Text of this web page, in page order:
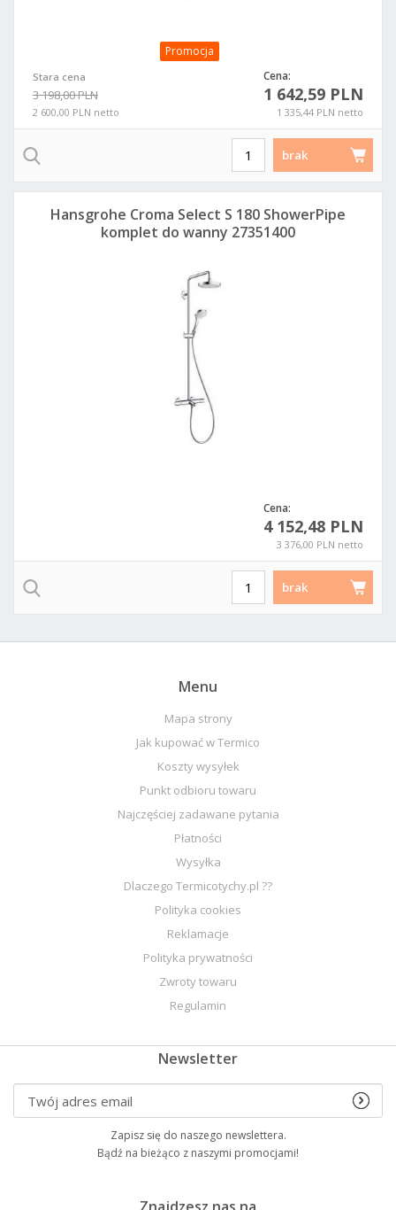
Promocja
Stara cena
3 198,00 PLN
2 600,00 PLN netto
Cena:
1 642,59 PLN
1 335,44 PLN netto
brak
Cena:
4 152,48 PLN
3 376,00 PLN netto
Hansgrohe Croma Select S 180 ShowerPipe
komplet do wanny 27351400
brak
Menu
Mapa strony
Jak kupować w Termico
Koszty wysyłek
Punkt odbioru towaru
Najczęściej zadawane pytania
Płatności
Wysyłka
Dlaczego Termicotychy.pl ??
Polityka cookies
Reklamacje
Polityka prywatności
Zwroty towaru
Regulamin
Newsletter
Zapisz się do naszego newslettera.
Bądź na bieżąco z naszymi promocjami!